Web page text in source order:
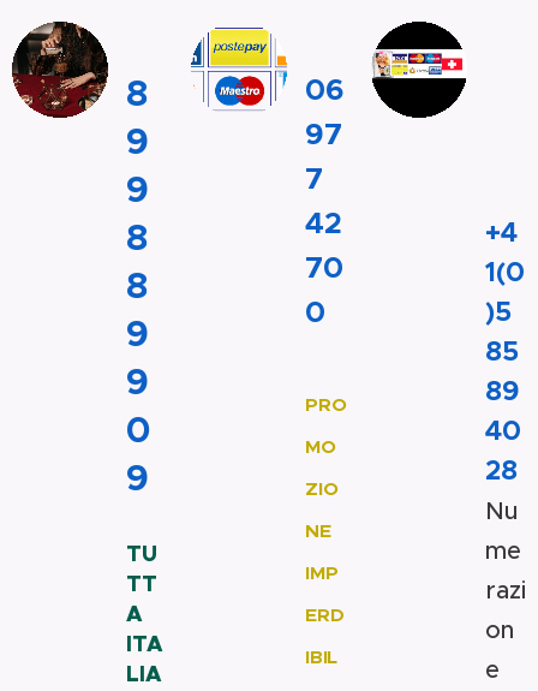
8
9
9
8
8
9
9
0
9
TU
TT
A
ITA
LIA
06
97
7
42
70
0
PRO
MO
ZIO
NE
IMP
ERD
IBIL
+4
1(0
)5
85
89
40
28
Nu
me
razi
on
e